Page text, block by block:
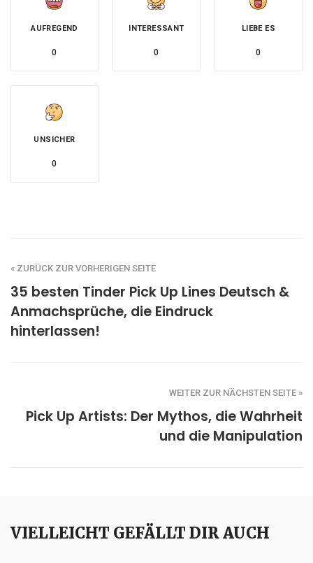
AUFREGEND
0
INTERESSANT
0
LIEBE ES
0
UNSICHER
0
« ZURÜCK ZUR VORHERIGEN SEITE
35 besten Tinder Pick Up Lines Deutsch &
Anmachsprüche, die Eindruck
hinterlassen!
WEITER ZUR NÄCHSTEN SEITE »
Pick Up Artists: Der Mythos, die Wahrheit
und die Manipulation
VIELLEICHT GEFÄLLT DIR AUCH